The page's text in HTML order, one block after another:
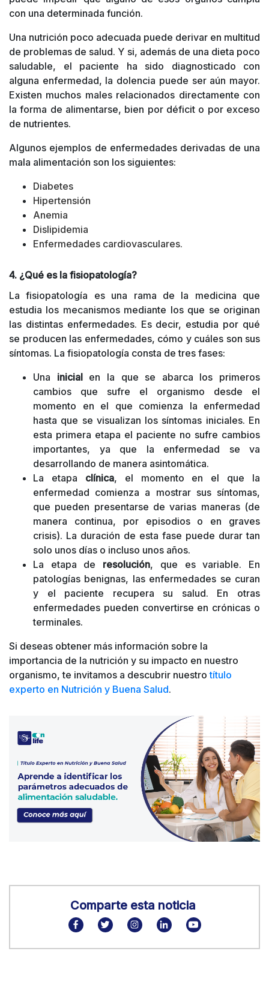
con una determinada función.
Una nutrición poco adecuada puede derivar en multitud
de problemas de salud. Y si, además de una dieta poco
saludable, el paciente ha sido diagnosticado con
alguna enfermedad, la dolencia puede ser aún mayor.
Existen muchos males relacionados directamente con
la forma de alimentarse, bien por déficit o por exceso
de nutrientes.
Algunos ejemplos de enfermedades derivadas de una
mala alimentación son los siguientes:
Diabetes
Hipertensión
Anemia
Dislipidemia
Enfermedades cardiovasculares.
4. ¿Qué es la fisiopatología?
La fisiopatología es una rama de la medicina que
estudia los mecanismos mediante los que se originan
las distintas enfermedades. Es decir, estudia por qué
se producen las enfermedades, cómo y cuáles son sus
síntomas. La fisiopatología consta de tres fases:
Una inicial en la que se abarca los primeros
cambios que sufre el organismo desde el
momento en el que comienza la enfermedad
hasta que se visualizan los síntomas iniciales. En
esta primera etapa el paciente no sufre cambios
importantes, ya que la enfermedad se va
desarrollando de manera asintomática.
La etapa clínica, el momento en el que la
enfermedad comienza a mostrar sus síntomas,
que pueden presentarse de varias maneras (de
manera continua, por episodios o en graves
crisis). La duración de esta fase puede durar tan
solo unos días o incluso unos años.
La etapa de resolución, que es variable. En
patologías benignas, las enfermedades se curan
y el paciente recupera su salud. En otras
enfermedades pueden convertirse en crónicas o
terminales.
Si deseas obtener más información sobre la
importancia de la nutrición y su impacto en nuestro
organismo, te invitamos a descubrir nuestrotítulo
experto en Nutrición y Buena Salud.
Comparte esta noticia